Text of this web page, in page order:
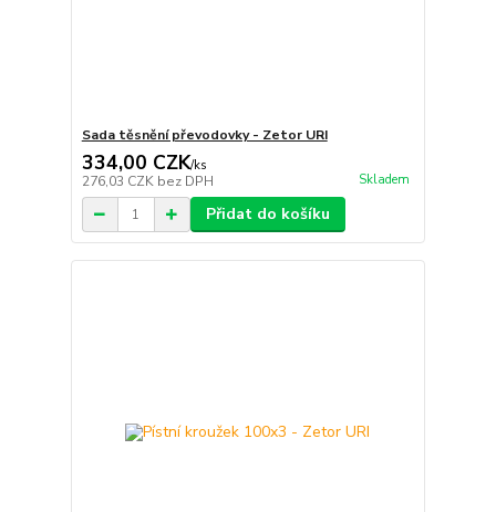
Sada těsnění převodovky - Zetor URI
334,00 CZK/ks
276,03 CZK bez DPH Skladem
Přidat do košíku